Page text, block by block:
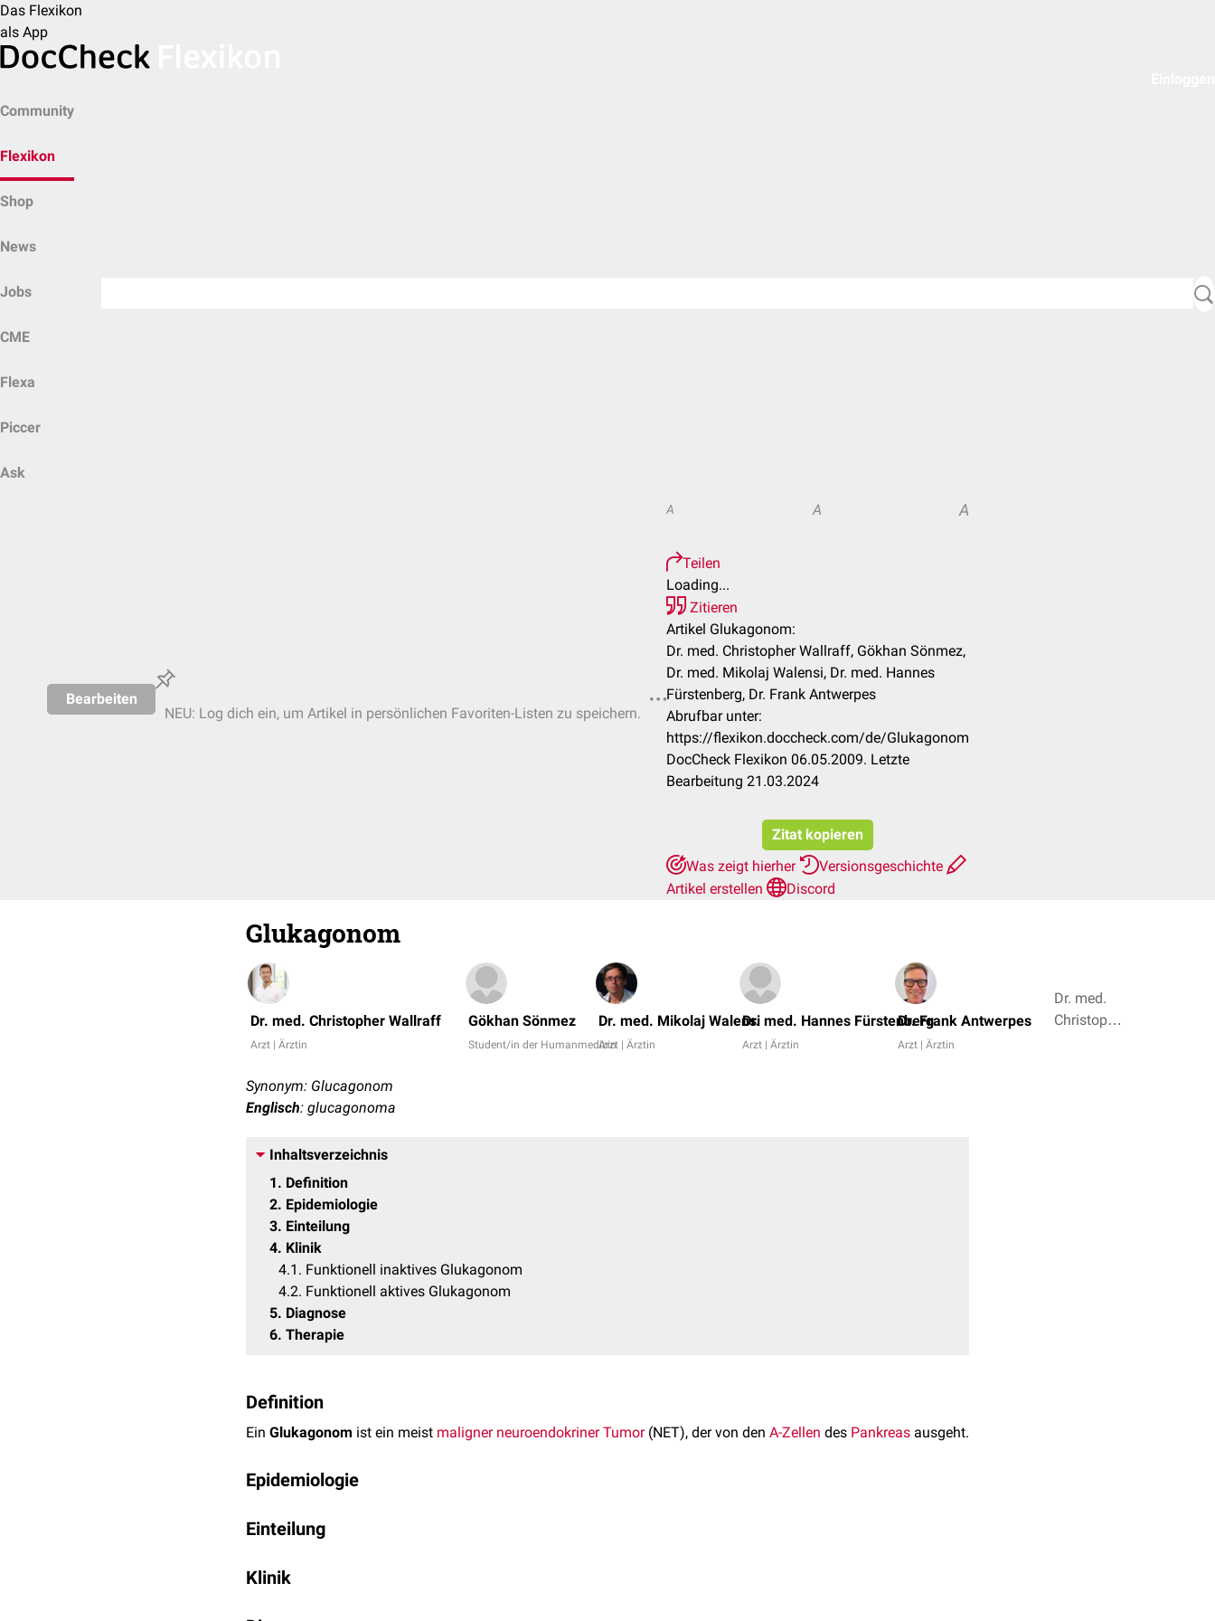
Das Flexikon
als App
Community
Flexikon
Shop
News
Jobs
CME
Flexa
Piccer
Ask
Bearbeiten
NEU: Log dich ein, um Artikel in persönlichen Favoriten-Listen zu speichern.
A A A
Teilen
Loading...
Zitieren
Artikel Glukagonom:
Dr. med. Christopher Wallraff, Gökhan Sönmez,
Dr. med. Mikolaj Walensi, Dr. med. Hannes
Fürstenberg, Dr. Frank Antwerpes
Abrufbar unter:
https://flexikon.doccheck.com/de/Glukagonom
DocCheck Flexikon 06.05.2009. Letzte
Bearbeitung 21.03.2024
Zitat kopieren
Was zeigt hierher
Versionsgeschichte
Artikel erstellen
Discord
Glukagonom
Dr. med. Christopher Wallraff
Arzt | Ärztin
Gökhan Sönmez
Student/in der Humanmedizin
Dr. med. Mikolaj Walensi
Arzt | Ärztin
Dr. med. Hannes Fürstenberg
Arzt | Ärztin
Dr. Frank Antwerpes
Arzt | Ärztin
Dr. med.
Christopher
Synonym: Glucagonom
Englisch: glucagonoma
Inhaltsverzeichnis
1
Definition
2 Epidemiologie
3 Einteilung
4 Klinik
4.1
Funktionell inaktives Glukagonom
4.2 Funktionell aktives Glukagonom
5 Diagnose
6 Therapie
Definition
Ein Glukagonom ist ein meist maligner neuroendokriner Tumor(NET), der von den A-Zellen des Pankreas ausgeht.
Epidemiologie
machen etwa 1% aller
Einteilung
funktionell aktives Glukagonom
Klinik